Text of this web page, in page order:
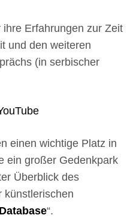
Erfahrungen zur Zeit
und den weiteren
(in serbischer
einen wichtige Platz in
ein großer Gedenkpark
Überblick des
künstlerischen
“.